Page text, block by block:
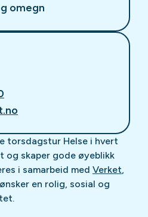
omegn
torsdagstur Helse i hvert
skaper gode øyeblikk
i samarbeid med Verket
en rolig, sosial og